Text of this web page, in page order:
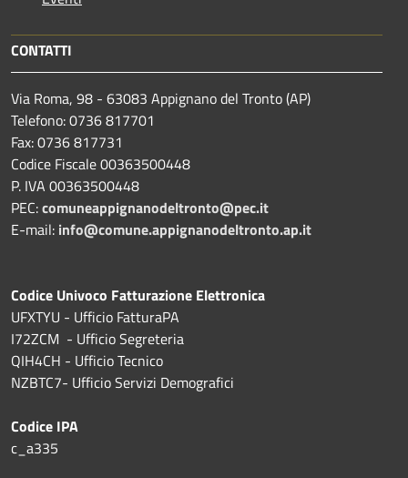
CONTATTI
Via Roma, 98 - 63083 Appignano del Tronto (AP)
Telefono: 0736 817701
Fax: 0736 817731
Codice Fiscale 00363500448
P. IVA 00363500448
PEC:comuneappignanodeltronto@pec.it
E-mail: info@comune.appignanodeltronto.ap.it
Codice Univoco Fatturazione Elettronica
UFXTYU - Ufficio FatturaPA
I72ZCM - Ufficio Segreteria
QIH4CH - Ufficio Tecnico
NZBTC7- Ufficio Servizi Demografici
Codice IPA
c_a335